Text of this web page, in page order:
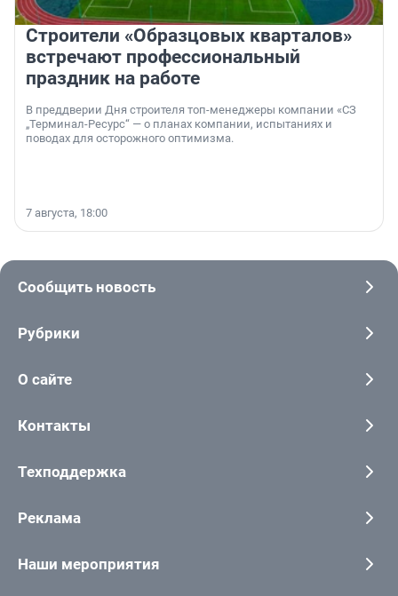
Строители «Образцовых кварталов»
встречают профессиональный
праздник на работе
В преддверии Дня строителя топ-менеджеры компании «СЗ
„Терминал-Ресурс“ — о планах компании, испытаниях и
поводах для осторожного оптимизма.
7 августа, 18:00
Сообщить новость
Рубрики
О сайте
Контакты
Техподдержка
Реклама
Наши мероприятия